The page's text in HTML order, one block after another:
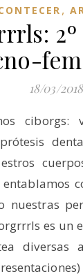
,
18/03/2018
nuestras
es un
diversas